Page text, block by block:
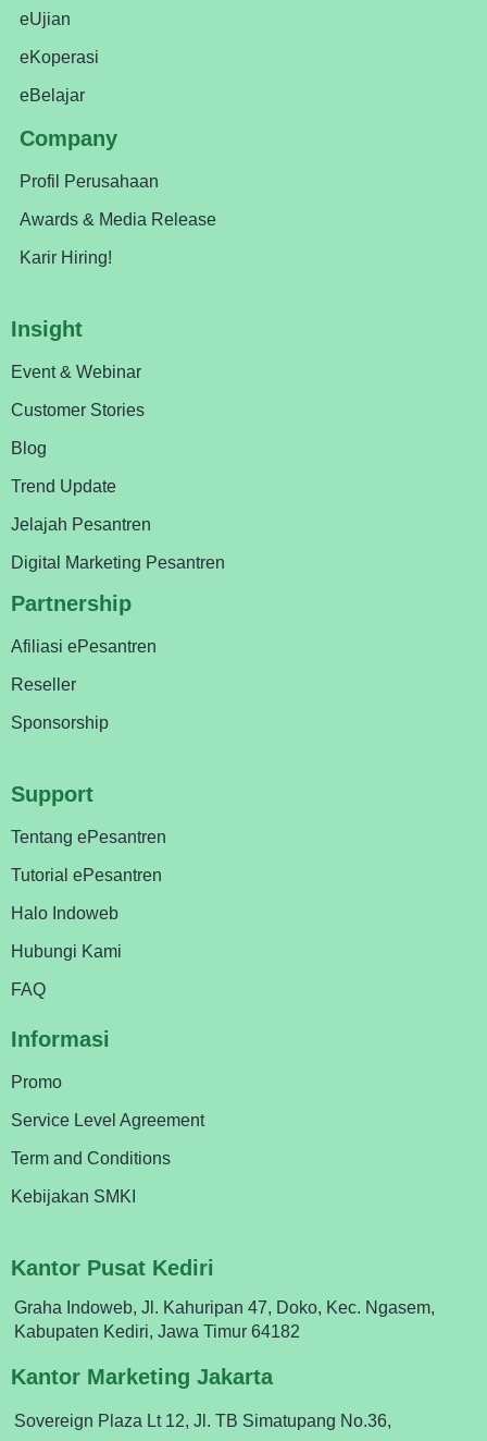
eUjian
eKoperasi
eBelajar
Company
Profil Perusahaan
Awards & Media Release
Karir Hiring!
Insight
Event & Webinar
Customer Stories
Blog
Trend Update
Jelajah Pesantren
Digital Marketing Pesantren
Partnership
Afiliasi ePesantren
Reseller
Sponsorship
Support
Tentang ePesantren
Tutorial ePesantren
Halo Indoweb
Hubungi Kami
FAQ
Informasi
Promo
Service Level Agreement
Term and Conditions
Kebijakan SMKI
Kantor Pusat Kediri
Graha Indoweb, Jl. Kahuripan 47, Doko, Kec. Ngasem,
Kabupaten Kediri, Jawa Timur 64182
Kantor Marketing Jakarta
Sovereign Plaza Lt 12, Jl. TB Simatupang No.36,